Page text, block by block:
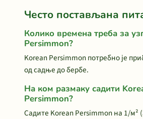
Често постављана
Колико времена треба за
Persimmon?
Korean Persimmon потребно је
од садње до бербе.
На ком размаку садити
Persimmon?
Садите Korean Persimmon на 1/м²